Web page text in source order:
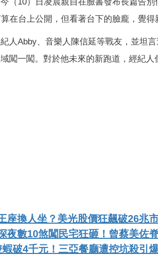
在台上公開，但看著台下的臉龐，覺
人Abby、音樂人陳信延等戰友，並坦
闖一闖。對於他未來的新跑道，經紀
座換人坐？美光股價狂飆破26兆
夜數10煞闖民宅狂砸！曾蔡美佐
蝦破4千元！三亞餐廳遭控坑殺引